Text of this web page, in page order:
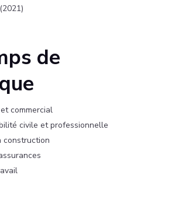
de
commercial
civile et professionnelle
construction